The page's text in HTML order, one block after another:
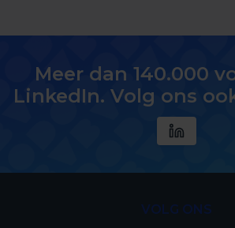
Meer dan 140.000
LinkedIn. Volg ons
VOLG ONS